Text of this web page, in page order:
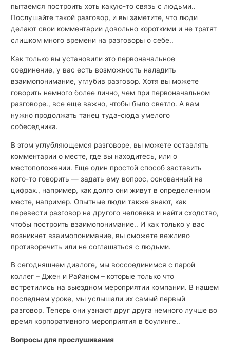
пытаемся построить хоть какую-то связь с людьми..
Послушайте такой разговор, и вы заметите, что люди
делают свои комментарии довольно короткими и не тратят
слишком много времени на разговоры о себе..
Как только вы установили это первоначальное
соединение, у вас есть возможность наладить
взаимопонимание, углубив разговор. Хотя вы можете
говорить немного более лично, чем при первоначальном
разговоре., все еще важно, чтобы было светло. А вам
нужно продолжать танец туда-сюда умелого
собеседника.
В этом углубляющемся разговоре, вы можете оставлять
комментарии о месте, где вы находитесь, или о
местоположении. Еще один простой способ заставить
кого-то говорить — задать ему вопрос, основанный на
цифрах., например, как долго они живут в определенном
месте, например. Опытные люди также знают, как
перевести разговор на другого человека и найти сходство,
чтобы построить взаимопонимание.. И как только у вас
возникнет взаимопонимание, вы сможете вежливо
противоречить или не соглашаться с людьми.
В сегодняшнем диалоге, мы воссоединимся с парой
коллег – Джен и Райаном – которые только что
встретились на выездном мероприятии компании. В нашем
последнем уроке, мы услышали их самый первый
разговор. Теперь они узнают друг друга немного лучше во
время корпоративного мероприятия в боулинге..
Вопросы для прослушивания